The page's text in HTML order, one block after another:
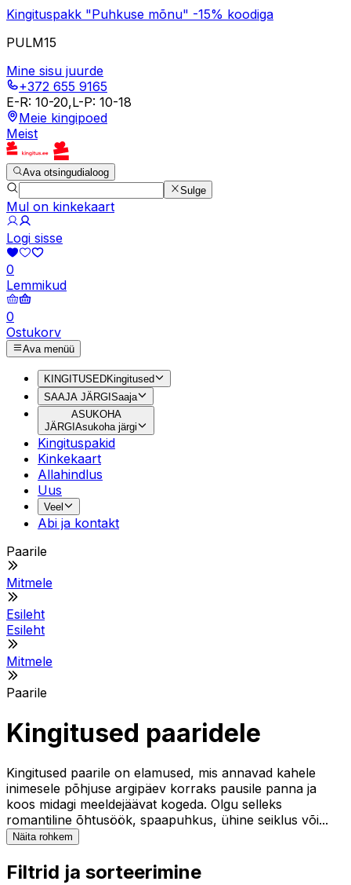
Kingituspakk "Puhkuse mõnu" -15% koodiga
PULM15
Mine sisu juurde
+372 655 9165
E-R: 10-20,L-P: 10-18
Meie kingipoed
Meist
Ava otsingudialoog
Sulge
Mul on kinkekaart
Logi sisse
0
Lemmikud
0
Ostukorv
Ava menüü
KINGITUSEDKingitused
SAAJA JÄRGISaaja
ASUKOHA
JÄRGI Asukoha järgi
Kingituspakid
Kinkekaart
Allahindlus
Uus
Veel
Abi ja kontakt
Paarile
Mitmele
Esileht
Esileht
Mitmele
Paarile
Kingitused paaridele
Kingitused paarile on elamused, mis annavad kahele
inimesele põhjuse argipäev korraks pausile panna ja
koos midagi meeldejäävat kogeda. Olgu selleks
romantiline õhtusöök, spaapuhkus, ühine seiklus või...
Näita rohkem
Filtrid ja sorteerimine